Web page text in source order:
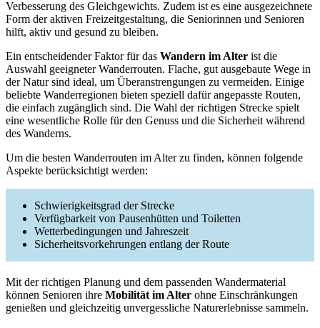
Verbesserung des Gleichgewichts. Zudem ist es eine ausgezeichnete
Form der aktiven Freizeitgestaltung, die Seniorinnen und Senioren
hilft, aktiv und gesund zu bleiben.
Ein entscheidender Faktor für das Wandern im Alter ist die
Auswahl geeigneter Wanderrouten. Flache, gut ausgebaute Wege in
der Natur sind ideal, um Überanstrengungen zu vermeiden. Einige
beliebte Wanderregionen bieten speziell dafür angepasste Routen,
die einfach zugänglich sind. Die Wahl der richtigen Strecke spielt
eine wesentliche Rolle für den Genuss und die Sicherheit während
des Wanderns.
Um die besten Wanderrouten im Alter zu finden, können folgende
Aspekte berücksichtigt werden:
Schwierigkeitsgrad der Strecke
Verfügbarkeit von Pausenhütten und Toiletten
Wetterbedingungen und Jahreszeit
Sicherheitsvorkehrungen entlang der Route
Mit der richtigen Planung und dem passenden Wandermaterial
können Senioren ihre Mobilität im Alter ohne Einschränkungen
genießen und gleichzeitig unvergessliche Naturerlebnisse sammeln.